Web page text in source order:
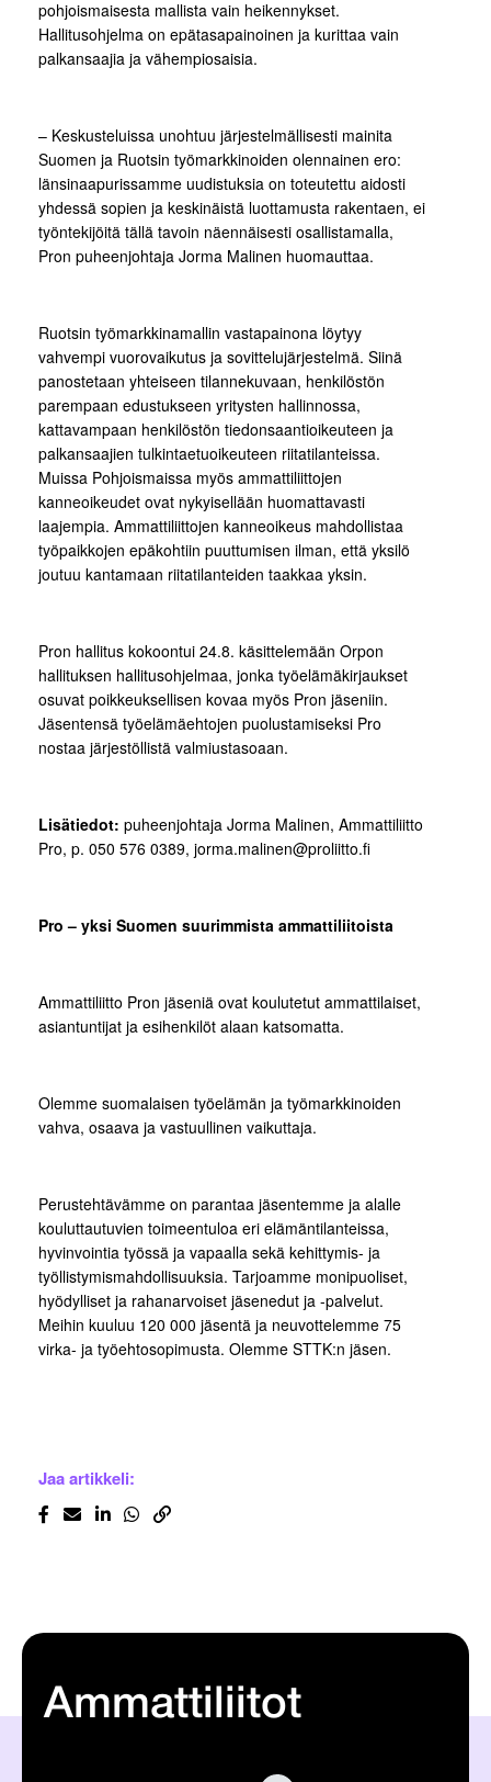
pohjoismaisesta mallista vain heikennykset.
Hallitusohjelma on epätasapainoinen ja kurittaa vain
palkansaajia ja vähempiosaisia.
– Keskusteluissa unohtuu järjestelmällisesti mainita
Suomen ja Ruotsin työmarkkinoiden olennainen ero:
länsinaapurissamme uudistuksia on toteutettu aidosti
yhdessä sopien ja keskinäistä luottamusta rakentaen, ei
työntekijöitä tällä tavoin näennäisesti osallistamalla,
Pron puheenjohtaja Jorma Malinen huomauttaa.
Ruotsin työmarkkinamallin vastapainona löytyy
vahvempi vuorovaikutus ja sovittelujärjestelmä. Siinä
panostetaan yhteiseen tilannekuvaan, henkilöstön
parempaan edustukseen yritysten hallinnossa,
kattavampaan henkilöstön tiedonsaantioikeuteen ja
palkansaajien tulkintaetuoikeuteen riitatilanteissa.
Muissa Pohjoismaissa myös ammattiliittojen
kanneoikeudet ovat nykyisellään huomattavasti
laajempia. Ammattiliittojen kanneoikeus mahdollistaa
työpaikkojen epäkohtiin puuttumisen ilman, että yksilö
joutuu kantamaan riitatilanteiden taakkaa yksin.
Pron hallitus kokoontui 24.8. käsittelemään Orpon
hallituksen hallitusohjelmaa, jonka työelämäkirjaukset
osuvat poikkeuksellisen kovaa myös Pron jäseniin.
Jäsentensä työelämäehtojen puolustamiseksi Pro
nostaa järjestöllistä valmiustasoaan.
Lisätiedot: puheenjohtaja Jorma Malinen, Ammattiliitto
Pro, p. 050 576 0389, jorma.malinen@proliitto.fi
Pro – yksi Suomen suurimmista ammattiliitoista
Ammattiliitto Pron jäseniä ovat koulutetut ammattilaiset,
asiantuntijat ja esihenkilöt alaan katsomatta.
Olemme suomalaisen työelämän ja työmarkkinoiden
vahva, osaava ja vastuullinen vaikuttaja.
Perustehtävämme on parantaa jäsentemme ja alalle
kouluttautuvien toimeentuloa eri elämäntilanteissa,
hyvinvointia työssä ja vapaalla sekä kehittymis- ja
työllistymismahdollisuuksia. Tarjoamme monipuoliset,
hyödylliset ja rahanarvoiset jäsenedut ja -palvelut.
Meihin kuuluu 120 000 jäsentä ja neuvottelemme 75
virka- ja työehtosopimusta. Olemme STTK:n jäsen.
Jaa artikkeli:
Ammattiliitot